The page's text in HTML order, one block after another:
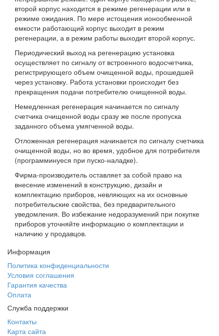
второй корпус находится в режиме регенерации или в
режиме ожидания. По мере истощения ионообменной
емкости работающий корпус выходит в режим
регенерации, а в режим работы выходит второй корпус.
Периодический выход на регенерацию установка
осуществляет по сигналу от встроенного водосчетчика,
регистрирующего объем очищенной воды, прошедшей
через установку. Работа установки происходит без
прекращения подачи потребителю очищенной воды.
Немедленная регенерация начинается по сигналу
счетчика очищенной воды сразу же после пропуска
заданного объема умягченной воды.
Отложенная регенерация начинается по сигналу счетчика
очищенной воды, но во время, удобное для потребителя
(программинуеся при пуско-наладке).
Фирма-производитель оставляет за собой право на
внесение изменений в конструкцию, дизайн и
комплектацию приборов, невляющих на их основные
потребительские свойства, без предварительного
уведомления. Во избежание недоразумений при покупке
приборов уточняйте информацию о комплектации и
наличию у продавцов.
Информация
Политика конфиденциальности
Условия соглашения
Гарантия качества
Оплата
Служба поддержки
Контакты
Карта сайта